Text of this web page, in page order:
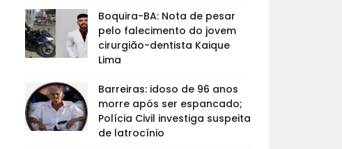
Boquira-BA: Nota de pesar
pelo falecimento do jovem
cirurgião-dentista Kaique
Lima
Barreiras: idoso de 96 anos
morre após ser espancado;
Polícia Civil investiga suspeita
de latrocínio